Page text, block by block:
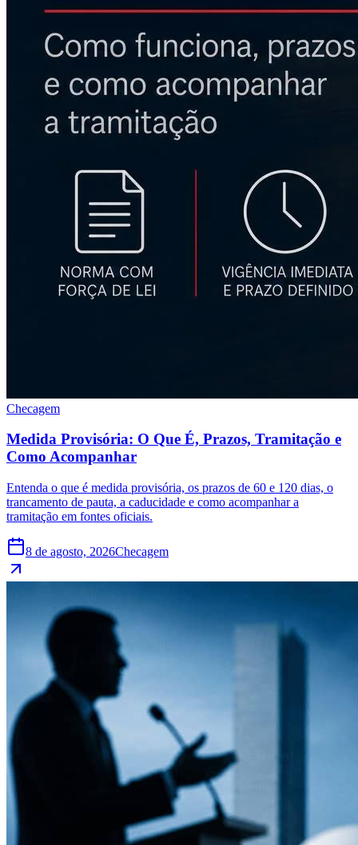
Checagem
Medida Provisória: O Que É, Prazos, Tramitação e
Como Acompanhar
Entenda o que é medida provisória, os prazos de 60 e 120 dias, o
trancamento de pauta, a caducidade e como acompanhar a
tramitação em fontes oficiais.
8 de agosto, 2026Checagem